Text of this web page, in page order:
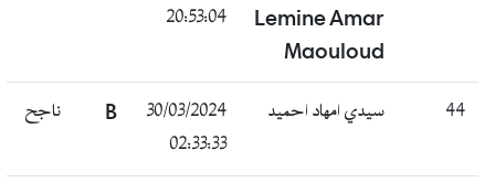
Lemine Amar
Maouloud
20:53:04
44 سيدي امهاد احميد
30/03/2024
02:33:33
B ناجح